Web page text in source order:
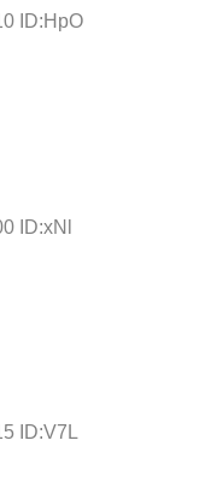
ID:HpO
ID:xNl
ID:V7L